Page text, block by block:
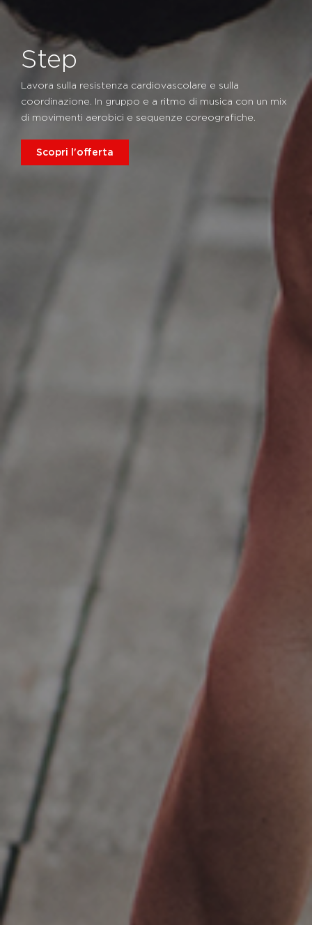
Step
Lavora sulla resistenza cardiovascolare e sulla
coordinazione. In gruppo e a ritmo di musica con un mix
di movimenti aerobici e sequenze coreografiche.
Scopri l'offerta